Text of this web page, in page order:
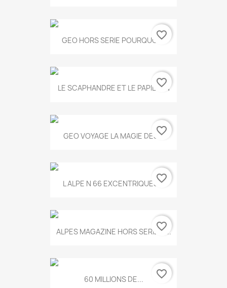
GEO HORS SERIE POURQUOI...
favorite_border
LE SCAPHANDRE ET LE PAPILLON
favorite_border
GEO VOYAGE LA MAGIE DES...
favorite_border
L ALPE N 66 EXCENTRIQUES...
favorite_border
ALPES MAGAZINE HORS SERIE N...
favorite_border
60 MILLIONS DE... favorite_border